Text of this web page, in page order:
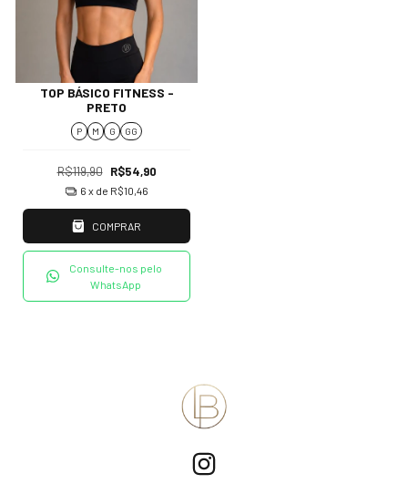
TOP BÁSICO FITNESS -
PRETO
P M G GG
R$119,90 R$54,90
6 x de R$10,46
COMPRAR
Consulte-nos pelo
WhatsApp